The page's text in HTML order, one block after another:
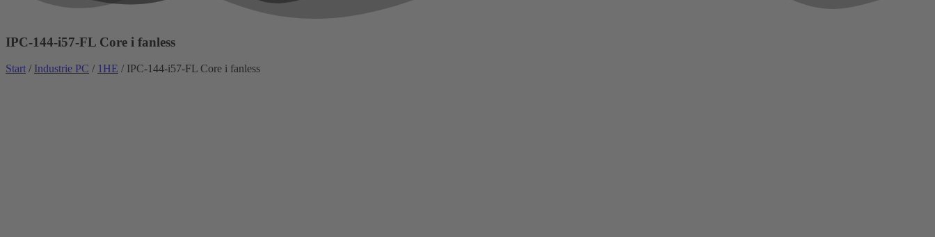
IPC-144-i57-FL Core i fanless
Start / Industrie PC / 1HE / IPC-144-i57-FL Core i fanless